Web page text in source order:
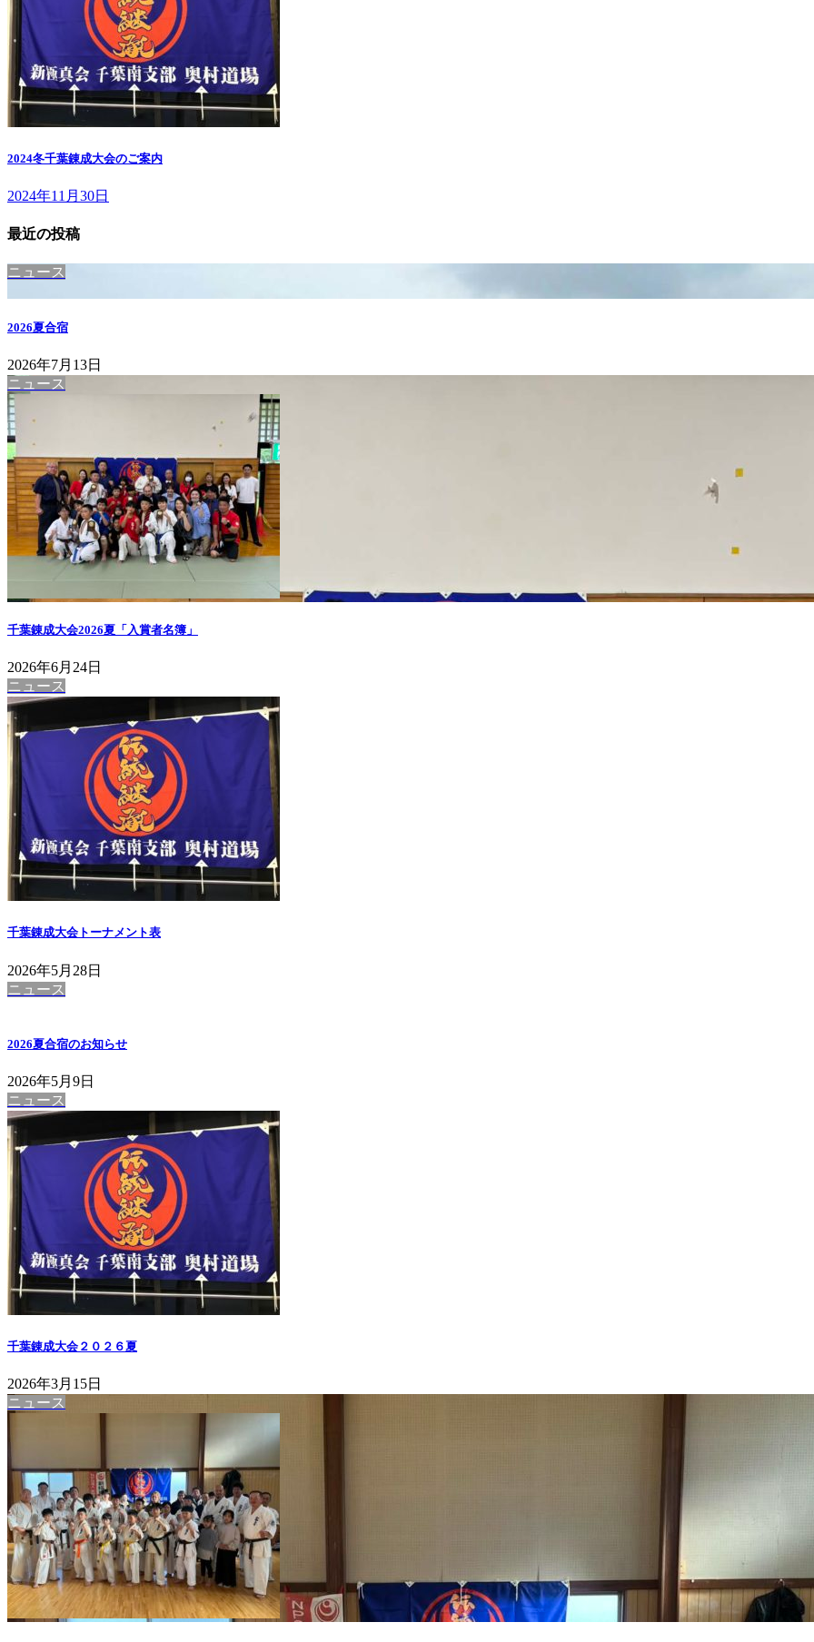
2024冬千葉錬成大会のご案内
2024年11月30日
最近の投稿
ニュース
2026夏合宿
2026年7月13日
ニュース
千葉錬成大会2026夏「入賞者名簿」
2026年6月24日
ニュース
千葉錬成大会トーナメント表
2026年5月28日
ニュース
2026夏合宿のお知らせ
2026年5月9日
ニュース
千葉錬成大会２０２６夏
2026年3月15日
ニュース